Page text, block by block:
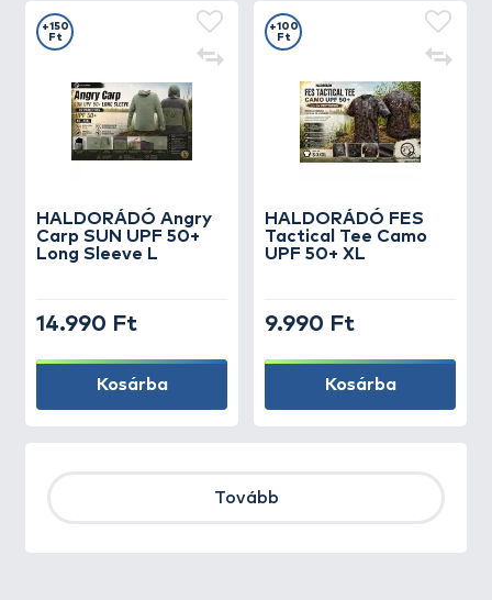
HALDORÁDÓ Angry
Carp SUN UPF 50+
Long Sleeve L
+150
Ft
14.990 Ft
Kosárba
HALDORÁDÓ FES
Tactical Tee Camo
UPF 50+ XL
+100
Ft
9.990 Ft
Kosárba
Tovább